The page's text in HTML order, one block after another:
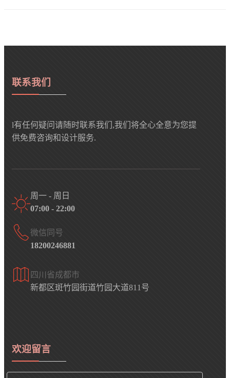
联系我们
l有任何疑问请随时联系我们,我们将全心全意为您提
供免费咨询和设计服务.
周一 - 周日
07:00 - 22:00
微信同号
18200246881
四川省成都市
新都区斑竹园街道竹园大道811号
欢迎留言